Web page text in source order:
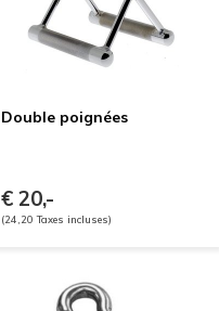
Double poignées
€ 20,-
(24,20 Taxes incluses)